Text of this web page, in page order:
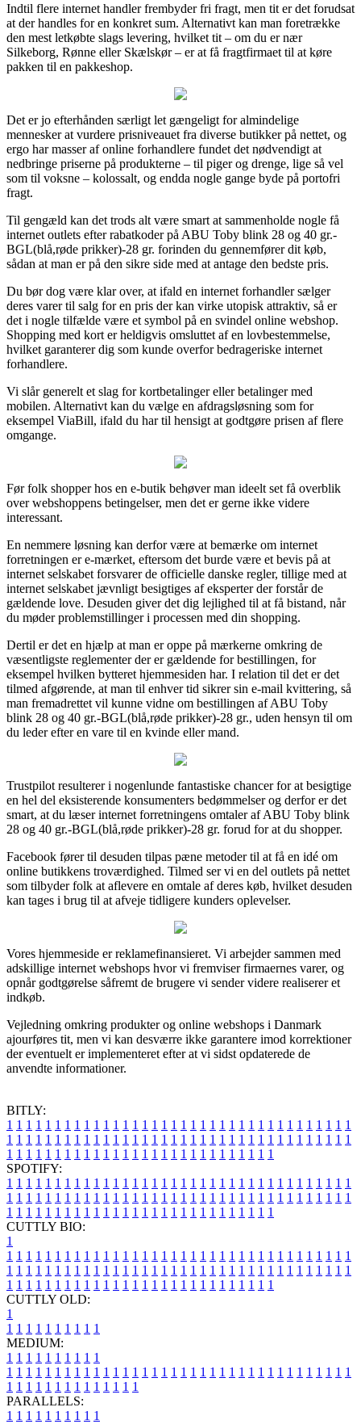
Indtil flere internet handler frembyder fri fragt, men tit er det forudsat
at der handles for en konkret sum. Alternativt kan man foretrække
den mest letkøbte slags levering, hvilket tit – om du er nær
Silkeborg, Rønne eller Skælskør – er at få fragtfirmaet til at køre
pakken til en pakkeshop.
Det er jo efterhånden særligt let gængeligt for almindelige
mennesker at vurdere prisniveauet fra diverse butikker på nettet, og
ergo har masser af online forhandlere fundet det nødvendigt at
nedbringe priserne på produkterne – til piger og drenge, lige så vel
som til voksne – kolossalt, og endda nogle gange byde på portofri
fragt.
Til gengæld kan det trods alt være smart at sammenholde nogle få
internet outlets efter rabatkoder på ABU Toby blink 28 og 40 gr.-
BGL(blå,røde prikker)-28 gr. forinden du gennemfører dit køb,
sådan at man er på den sikre side med at antage den bedste pris.
Du bør dog være klar over, at ifald en internet forhandler sælger
deres varer til salg for en pris der kan virke utopisk attraktiv, så er
det i nogle tilfælde være et symbol på en svindel online webshop.
Shopping med kort er heldigvis omsluttet af en lovbestemmelse,
hvilket garanterer dig som kunde overfor bedrageriske internet
forhandlere.
Vi slår generelt et slag for kortbetalinger eller betalinger med
mobilen. Alternativt kan du vælge en afdragsløsning som for
eksempel ViaBill, ifald du har til hensigt at godtgøre prisen af flere
omgange.
Før folk shopper hos en e-butik behøver man ideelt set få overblik
over webshoppens betingelser, men det er gerne ikke videre
interessant.
En nemmere løsning kan derfor være at bemærke om internet
forretningen er e-mærket, eftersom det burde være et bevis på at
internet selskabet forsvarer de officielle danske regler, tillige med at
internet selskabet jævnligt besigtiges af eksperter der forstår de
gældende love. Desuden giver det dig lejlighed til at få bistand, når
du møder problemstillinger i processen med din shopping.
Dertil er det en hjælp at man er oppe på mærkerne omkring de
væsentligste reglementer der er gældende for bestillingen, for
eksempel hvilken bytteret hjemmesiden har. I relation til det er det
tilmed afgørende, at man til enhver tid sikrer sin e-mail kvittering, så
man fremadrettet vil kunne vidne om bestillingen af ABU Toby
blink 28 og 40 gr.-BGL(blå,røde prikker)-28 gr., uden hensyn til om
du leder efter en vare til en kvinde eller mand.
Trustpilot resulterer i nogenlunde fantastiske chancer for at besigtige
en hel del eksisterende konsumenters bedømmelser og derfor er det
smart, at du læser internet forretningens omtaler af ABU Toby blink
28 og 40 gr.-BGL(blå,røde prikker)-28 gr. forud for at du shopper.
Facebook fører til desuden tilpas pæne metoder til at få en idé om
online butikkens troværdighed. Tilmed ser vi en del outlets på nettet
som tilbyder folk at aflevere en omtale af deres køb, hvilket desuden
kan tages i brug til at afveje tidligere kunders oplevelser.
Vores hjemmeside er reklamefinansieret. Vi arbejder sammen med
adskillige internet webshops hvor vi fremviser firmaernes varer, og
opnår godtgørelse såfremt de brugere vi sender videre realiserer et
indkøb.
Vejledning omkring produkter og online webshops i Danmark
ajourføres tit, men vi kan desværre ikke garantere imod korrektioner
der eventuelt er implementeret efter at vi sidst opdaterede de
anvendte informationer.
BITLY:
1 1 1 1 1 1 1 1 1 1 1 1 1 1 1 1 1 1 1 1 1 1 1 1 1 1 1 1 1 1 1 1 1 1 1 1
1 1 1 1 1 1 1 1 1 1 1 1 1 1 1 1 1 1 1 1 1 1 1 1 1 1 1 1 1 1 1 1 1 1 1 1
1 1 1 1 1 1 1 1 1 1 1 1 1 1 1 1 1 1 1 1 1 1 1 1 1 1 1 1
SPOTIFY:
1 1 1 1 1 1 1 1 1 1 1 1 1 1 1 1 1 1 1 1 1 1 1 1 1 1 1 1 1 1 1 1 1 1 1 1
1 1 1 1 1 1 1 1 1 1 1 1 1 1 1 1 1 1 1 1 1 1 1 1 1 1 1 1 1 1 1 1 1 1 1 1
1 1 1 1 1 1 1 1 1 1 1 1 1 1 1 1 1 1 1 1 1 1 1 1 1 1 1 1
CUTTLY BIO:
1
1 1 1 1 1 1 1 1 1 1 1 1 1 1 1 1 1 1 1 1 1 1 1 1 1 1 1 1 1 1 1 1 1 1 1 1
1 1 1 1 1 1 1 1 1 1 1 1 1 1 1 1 1 1 1 1 1 1 1 1 1 1 1 1 1 1 1 1 1 1 1 1
1 1 1 1 1 1 1 1 1 1 1 1 1 1 1 1 1 1 1 1 1 1 1 1 1 1 1 1
CUTTLY OLD:
1
1 1 1 1 1 1 1 1 1 1
MEDIUM:
1 1 1 1 1 1 1 1 1 1
1 1 1 1 1 1 1 1 1 1 1 1 1 1 1 1 1 1 1 1 1 1 1 1 1 1 1 1 1 1 1 1 1 1 1 1
1 1 1 1 1 1 1 1 1 1 1 1 1 1
PARALLELS:
1 1 1 1 1 1 1 1 1 1